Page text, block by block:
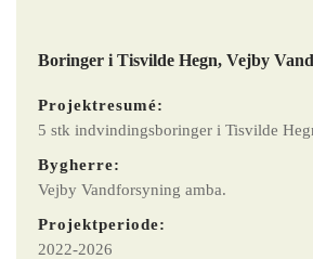
Boringer i Tisvilde Hegn, Vejby
Projektresumé:
5 stk indvindingsboringer i Tisvilde
Bygherre:
Vejby Vandforsyning amba.
Projektperiode:
2022-2026